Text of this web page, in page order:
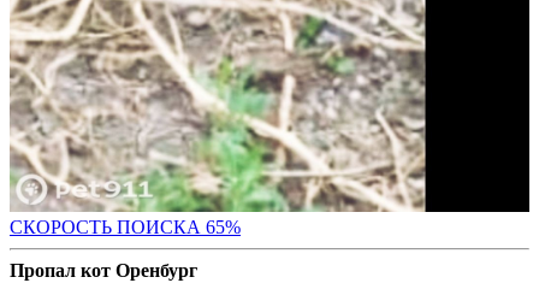
СКОРОСТЬ ПОИСКА 65%
Пропал кот Оренбург